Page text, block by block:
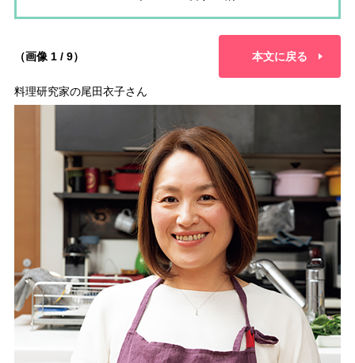
（画像 1 / 9） 本文に戻る
料理研究家の尾田衣子さん